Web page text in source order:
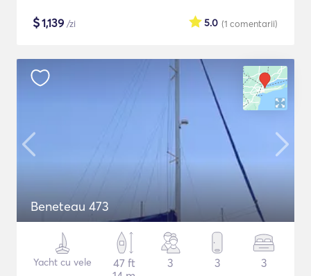
$1,139 /zi (1 comentarii)
5.0
Beneteau 473
Yacht cu vele
47 ft
3 3 3